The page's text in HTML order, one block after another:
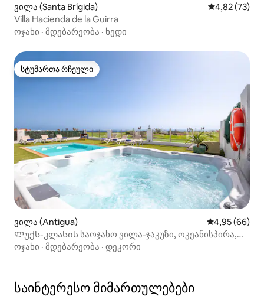
ვილა (Santa Brígida) საშუალო
4,82 (73)
Villa Hacienda de la Guirra
ოჯახი · მდებარეობა · ხედი
სტუმართა რჩეული
სტუმართა რჩეული
ვილა (Antigua) საშუალო
4,95 (66)
Ლუქს-კლასის საოჯახო ვილა-ჯაკუზი, ოკეანისპირა,
გათბობა.
ოჯახი · მდებარეობა · დეკორი
საინტერესო მიმართულებები